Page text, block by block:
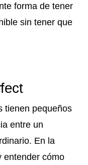
forma de tener
sin tener que
tienen pequeños
entre un
En la
entender cómo